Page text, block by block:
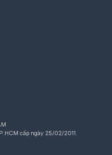
cấp ngày 25/02/2011.